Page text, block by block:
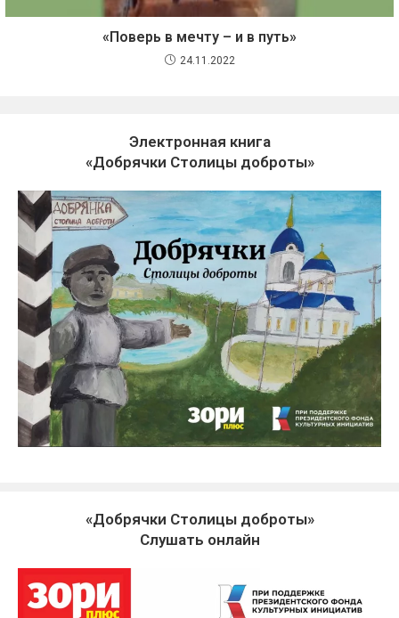
«Поверь в мечту – и в путь»
24.11.2022
Электронная книга
«Добрячки Столицы доброты»
«Добрячки Столицы доброты»
Слушать онлайн